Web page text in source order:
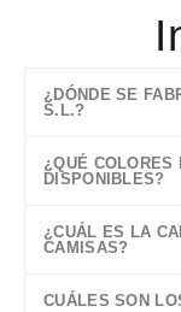
¿DÓNDE SE
S.L.?
¿QUÉ COLORES
DISPONIBLES?
¿CUÁL ES LA
CAMISAS?
CUÁLES SON